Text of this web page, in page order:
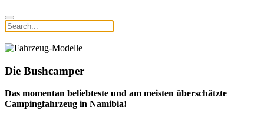
Die Bushcamper
Das momentan beliebteste und am meisten überschätzte
Campingfahrzeug in Namibia!